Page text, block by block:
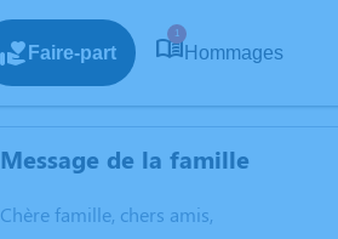
Faire-part
1
Hommages
Message de la famille
Chère famille, chers amis,